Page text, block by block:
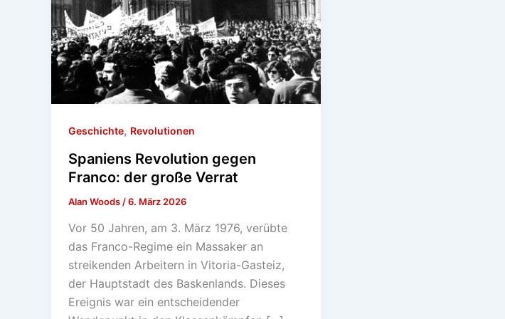
Geschichte, Revolutionen
Spaniens Revolution gegen
Franco: der große Verrat
Alan Woods /6. März 2026
Vor 50 Jahren, am 3. März 1976, verübte
das Franco-Regime ein Massaker an
streikenden Arbeitern in Vitoria-Gasteiz,
der Hauptstadt des Baskenlands. Dieses
Ereignis war ein entscheidender